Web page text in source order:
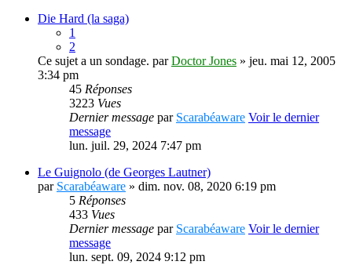
Die Hard (la saga)
1
2
Ce sujet a un sondage. parDoctor Jones » jeu. mai 12, 2005
3:34 pm
45 Réponses
3223 Vues
Dernier message par Scarabéaware Voir le dernier
message
lun. juil. 29, 2024 7:47 pm
Le Guignolo (de Georges Lautner)
par Scarabéaware » dim. nov. 08, 2020 6:19 pm
5 Réponses
433 Vues
Dernier message par Scarabéaware Voir le dernier
message
lun. sept. 09, 2024 9:12 pm